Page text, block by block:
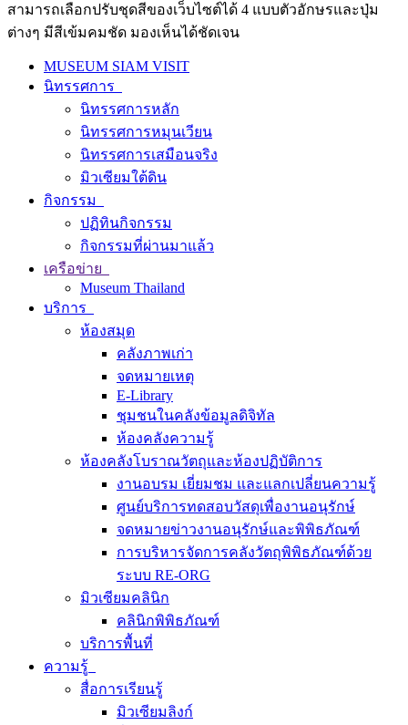
สามารถเลือกปรับชุดสีของเว็บไซต์ได้ 4 แบบตัวอักษรและปุ่ม
ต่างๆ มีสีเข้มคมชัด มองเห็นได้ชัดเจน
MUSEUM SIAM VISIT
นิทรรศการ
นิทรรศการหลัก
นิทรรศการหมุนเวียน
นิทรรศการเสมือนจริง
มิวเซียมใต้ดิน
กิจกรรม
ปฏิทินกิจกรรม
กิจกรรมที่ผ่านมาแล้ว
เครือข่าย
Museum Thailand
บริการ
ห้องสมุด
คลังภาพเก่า
จดหมายเหตุ
E-Library
ชุมชนในคลังข้อมูลดิจิทัล
ห้องคลังความรู้
ห้องคลังโบราณวัตถุและห้องปฏิบัติการ
งานอบรม เยี่ยมชม และแลกเปลี่ยนความรู้
ศูนย์บริการทดสอบวัสดุเพื่องานอนุรักษ์
จดหมายข่าวงานอนุรักษ์และพิพิธภัณฑ์
การบริหารจัดการคลังวัตถุพิพิธภัณฑ์ด้วย
ระบบ RE-ORG
มิวเซียมคลินิก
คลินิกพิพิธภัณฑ์
บริการพื้นที่
ความรู้
สื่อการเรียนรู้
มิวเซียมลิงก์